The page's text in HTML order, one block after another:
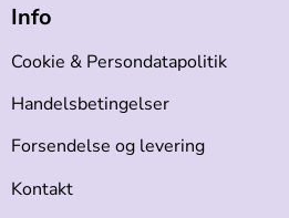
Info
Cookie & Persondatapolitik
Handelsbetingelser
Forsendelse og levering
Kontakt